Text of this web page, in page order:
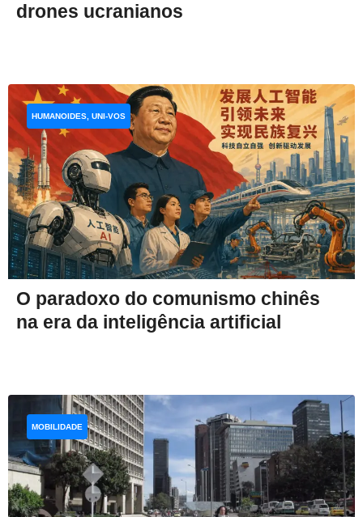
drones ucranianos
O paradoxo do comunismo chinês
na era da inteligência artificial
HUMANOIDES, UNI-VOS
MOBILIDADE